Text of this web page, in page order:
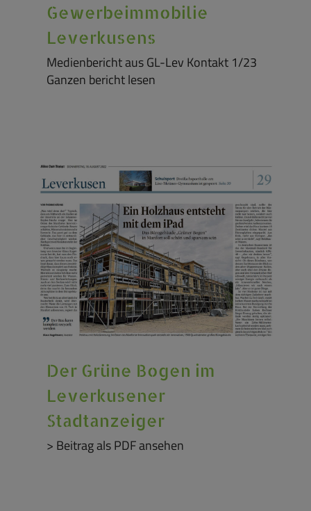
Gewerbeimmobilie
Leverkusens
Medienbericht aus GL-Lev Kontakt 1/23
Ganzen bericht lesen
Der Grüne Bogen im
Leverkusener
Stadtanzeiger
> Beitrag als PDF ansehen